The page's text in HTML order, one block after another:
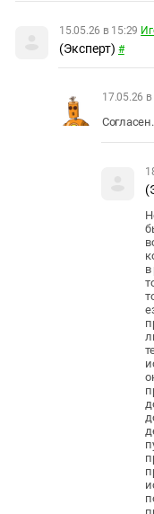
15.05.26 в 15:29
(Эксперт) #
17.05.26 в
в